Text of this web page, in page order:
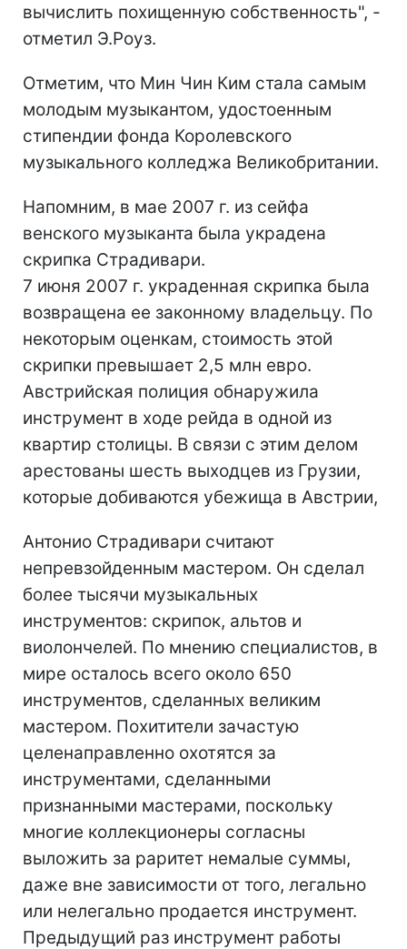
вычислить похищенную собственность", -
отметил Э.Роуз.
Отметим, что Мин Чин Ким стала самым
молодым музыкантом, удостоенным
стипендии фонда Королевского
музыкального колледжа Великобритании.
Напомним, в мае 2007 г. из сейфа
венского музыканта была украдена
скрипка Страдивари.
7 июня 2007 г. украденная скрипка была
возвращена ее законному владельцу. По
некоторым оценкам, стоимость этой
скрипки превышает 2,5 млн евро.
Австрийская полиция обнаружила
инструмент в ходе рейда в одной из
квартир столицы. В связи с этим делом
арестованы шесть выходцев из Грузии,
которые добиваются убежища в Австрии,
Антонио Страдивари считают
непревзойденным мастером. Он сделал
более тысячи музыкальных
инструментов: скрипок, альтов и
виолончелей. По мнению специалистов, в
мире осталось всего около 650
инструментов, сделанных великим
мастером. Похитители зачастую
целенаправленно охотятся за
инструментами, сделанными
признанными мастерами, поскольку
многие коллекционеры согласны
выложить за раритет немалые суммы,
даже вне зависимости от того, легально
или нелегально продается инструмент.
Предыдущий раз инструмент работы